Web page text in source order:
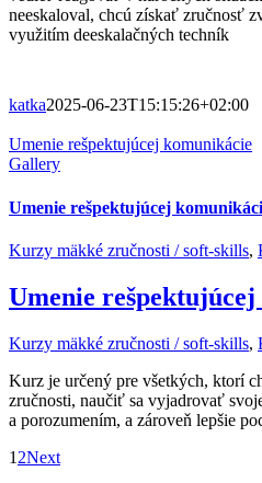
neeskaloval, chcú získať zručnosť
využitím deeskalačných techník
katka2025-06-23T15:15:26+02:00
Umenie rešpektujúcej komunikácie
Gallery
Umenie rešpektujúcej
Kurzy mäkké zručnosti / soft-skills,
Umenie
Kurzy mäkké zručnosti / soft-skills,
Kurz je určený pre všetkých, ktorí
zručnosti, naučiť sa vyjadrovať
a porozumením, a zároveň lepšie
1 2Next